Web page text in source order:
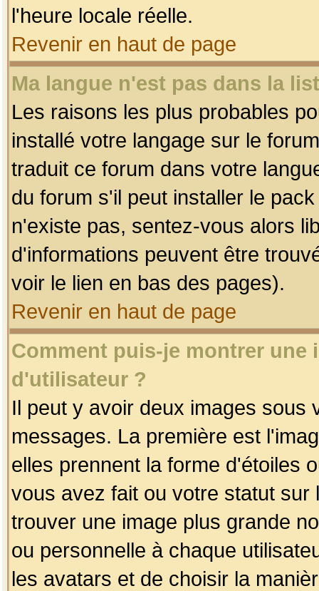
l'heure locale réelle.
Revenir en haut de page
Ma langue n'est pas dans la
Les raisons les plus probables
installé votre langage sur le
traduit ce forum dans votre
du forum s'il peut installer le
n'existe pas, sentez-vous alors
d'informations peuvent être
voir le lien en bas des pages).
Revenir en haut de page
Comment puis-je montrer une
d'utilisateur ?
Il peut y avoir deux images sous
messages. La première est
elles prennent la forme d'étoiles
vous avez fait ou votre statut
trouver une image plus grande
ou personnelle à chaque
les avatars et de choisir la